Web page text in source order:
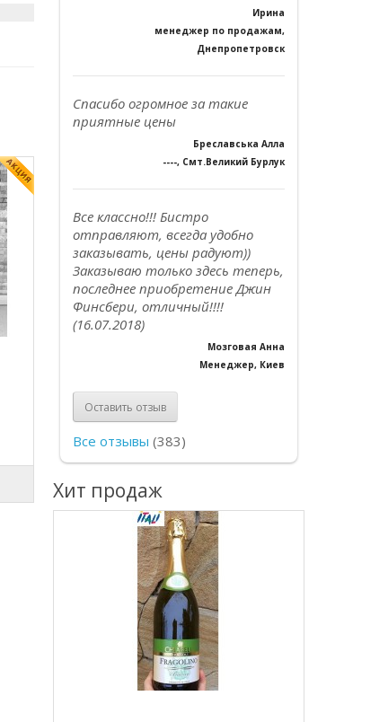
Ирина
менеджер по продажам,
Днепропетровск
Спасибо огромное за такие
приятные цены
Бреславська Алла
----, Смт.Великий Бурлук
Все классно!!! Бистро
отправляют, всегда удобно
заказывать, цены радуют))
Заказываю только здесь теперь,
последнее приобретение Джин
Финсбери, отличный!!!!
(16.07.2018)
Мозговая Анна
Менеджер, Киев
Оставить отзыв
Все отзывы (383)
Хит продаж